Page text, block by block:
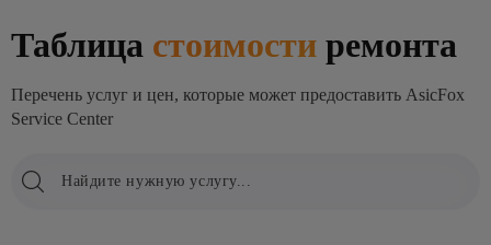
Таблица стоимости ремонта
Перечень услуг и цен, которые может предоставить AsicFox
Service Center